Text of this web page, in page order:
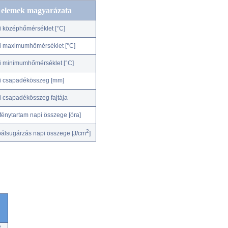
magyarázata
középhőmérséklet [°C]
maximumhőmérséklet [°C]
minimumhőmérséklet [°C]
csapadékösszeg [mm]
csapadékösszeg fajtája
napi összege [óra]
napi összege [J/cm2]